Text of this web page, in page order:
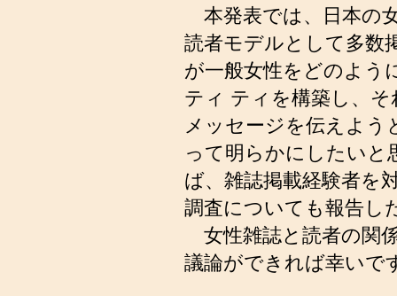
本発表では、日本の
読者モデルとして多数
が一般女性をどのよう
ティ ティを構築し、
メッセージを伝えよう
って明らかにしたいと
ば、雑誌掲載経験者を
調査についても報告し
女性雑誌と読者の関
議論ができれば幸いで